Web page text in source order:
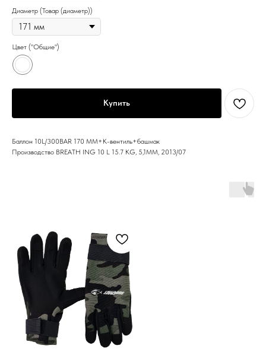
Диаметр (Товар (диаметр))
Цвет ("Общие")
Купить
Баллон 10L/300BAR 170 MM+K-вентиль+башмак
Производство BREATH ING 10 L 15.7 KG, 5,1MM, 2013/07